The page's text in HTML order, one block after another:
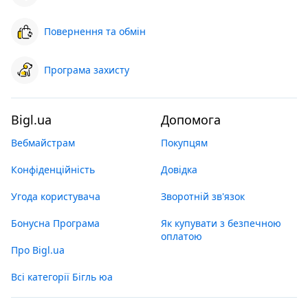
Повернення та обмін
Програма захисту
Bigl.ua
Вебмайстрам
Конфіденційність
Угода користувача
Бонусна Програма
Про Bigl.ua
Всі категорії Бігль юа
Допомога
Покупцям
Довідка
Зворотній зв'язок
Як купувати з безпечною
оплатою